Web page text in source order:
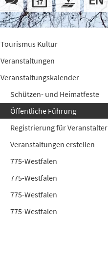
Tourismus Kultur
Veranstaltungen
Veranstaltungskalender
Schützen- und Heimatfeste
Öffentliche Führung
Registrierung für Veranstalter
Veranstaltungen erstellen
775-Westfalen
775-Westfalen
775-Westfalen
775-Westfalen